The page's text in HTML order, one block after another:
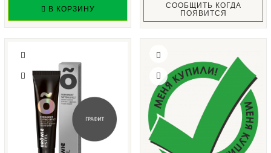
В КОРЗИНУ
СООБЩИТЬ КОГДА
ПОЯВИТСЯ